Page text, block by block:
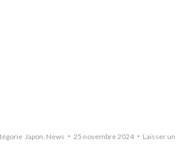
Japon News 25 novembre 2024 Laisser